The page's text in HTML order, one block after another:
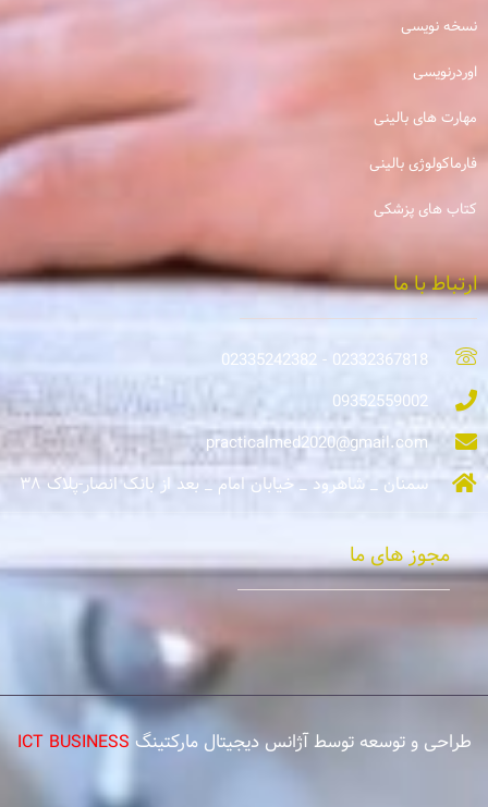
نسخه نویسی
اوردرنویسی
مهارت های بالینی
فارماکولوژی بالینی
کتاب های پزشکی
ارتباط با ما
02332367818 - 02335242382
09352559002
practicalmed2020@gmail.com
سمنان _ شاهرود _ خیابان امام _ بعد از بانک انصار-پلاک ۳۸
مجوز های ما
طراحی و توسعه توسط آژانس دیجیتال مارکتینگ ICT BUSINESS